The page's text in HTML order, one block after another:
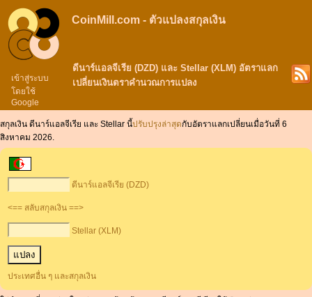
เข้าสู่ระบบ
โดยใช้
Google
CoinMill.com - ตัวแปลงสกุลเงิน
ดีนาร์แอลจีเรีย (DZD) และ Stellar (XLM) อัตราแลก
เปลี่ยนเงินตราคำนวณการแปลง
สกุลเงิน ดีนาร์แอลจีเรีย และ Stellar นี้ปรับปรุงล่าสุดกับอัตราแลกเปลี่ยนเมื่อวันที่ 6
สิงหาคม 2026.
ดีนาร์แอลจีเรีย (DZD)
<== สลับสกุลเงิน ==>
Stellar (XLM)
ประเทศอื่น ๆ และสกุลเงิน